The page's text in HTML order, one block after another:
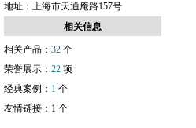
地址： 上海市天通庵路157号
相关信息
相关产品： 32 个
荣誉展示： 22 项
经典案例： 1 个
友情链接： 1 个